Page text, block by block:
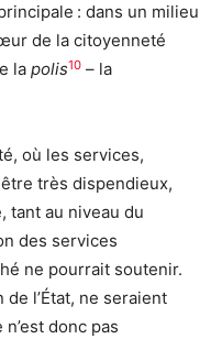
: dans un milieu
de la citoyenneté
la polis10 – la
où les services,
très dispendieux,
tant au niveau du
des services
ne pourrait soutenir.
l’État, ne seraient
donc pas